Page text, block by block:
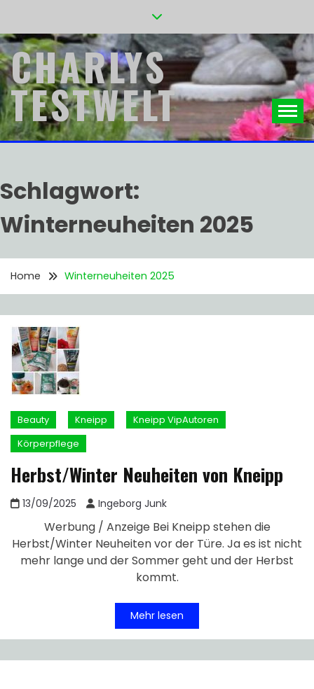
content
CHARLYS
TESTWELT
Schlagwort:
Winterneuheiten 2025
Home Winterneuheiten 2025
Beauty Kneipp
Kneipp VipAutoren
Körperpflege
Herbst/Winter Neuheiten von Kneipp
13/09/2025 Ingeborg Junk
Werbung / Anzeige Bei Kneipp stehen die
Herbst/Winter Neuheiten vor der Türe. Ja es ist nicht
mehr lange und der Sommer geht und der Herbst
kommt.
Mehr lesen